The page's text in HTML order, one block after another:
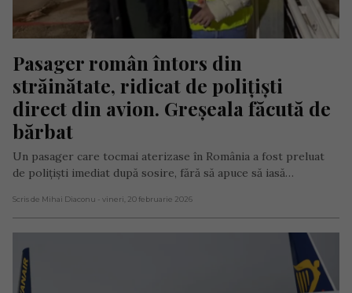
Pasager român întors din
străinătate, ridicat de polițiști
direct din avion. Greșeala făcută de
bărbat
Un pasager care tocmai aterizase în România a fost preluat
de polițiști imediat după sosire, fără să apuce să iasă…
Scris de Mihai Diaconu - vineri, 20 februarie 2026